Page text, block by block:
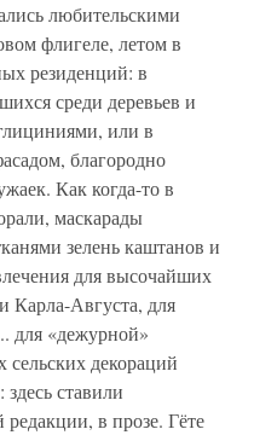
любительскими
флигеле, летом в
резиденций: в
среди деревьев и
или в
благородно
Как когда-то в
маскарады
зелень каштанов и
для высочайших
Карла-Августа, для
для «дежурной»
декораций
ставили
в прозе. Гёте